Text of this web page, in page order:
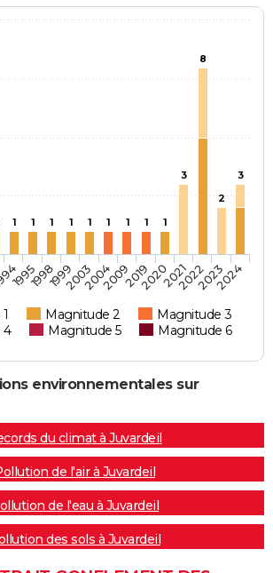
1 1 1 1 1 1 1 1 1
3
8
2
3
Magnitude 2
Magnitude 3
4
Magnitude 5 Magnitude 6
199519981999200320042009201920202021202220232024
environnementales sur
du climat à Juvardeil
de l'air à Juvardeil
de l'eau à Juvardeil
des sols à Juvardeil